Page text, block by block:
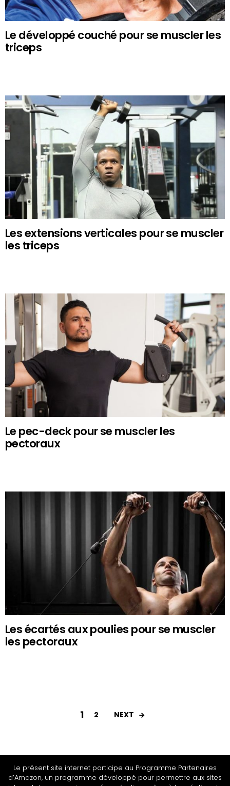
Le développé couché pour se muscler les
triceps
Les extensions verticales pour se muscler
les triceps
Le pec-deck pour se muscler les
pectoraux
Les écartés aux poulies pour se muscler
les pectoraux
1 2 NEXT
Le présent site internet participe au Programme Partenaires
d’Amazon, un programme développé pour permettre aux sites